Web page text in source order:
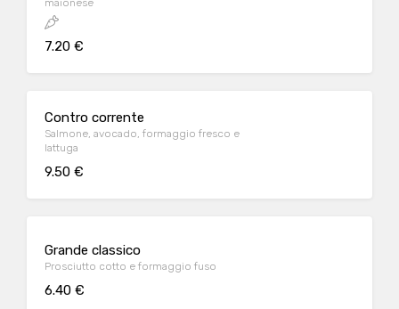
maionese
7.20 €
Contro corrente
Salmone, avocado, formaggio fresco e
lattuga
9.50 €
Grande classico
Prosciutto cotto e formaggio fuso
6.40 €